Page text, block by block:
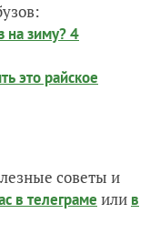
на зиму? 4
это райское
советы и
в телеграме или в